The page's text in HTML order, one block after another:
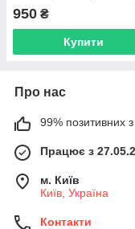
950 ₴
Купити
Про нас
99% позитивних з
Працює з
м. Київ
Київ, Україна
Контакти